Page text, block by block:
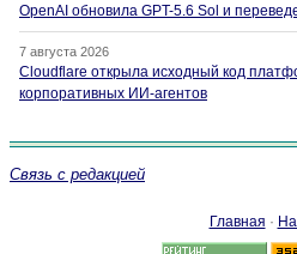
OpenAI обновила GPT-5.6 Sol и
7 августа 2026
Cloudflare открыла исходный код
корпоративных ИИ-агентов
Связь с редакцией
Главная ·